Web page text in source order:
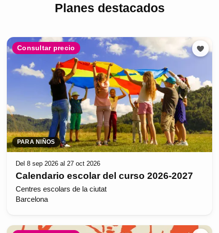
Planes destacados
Consultar precio
PARA NIÑOS
Del 8 sep 2026 al 27 oct 2026
Calendario escolar del curso 2026-2027
Centres escolars de la ciutat
Barcelona